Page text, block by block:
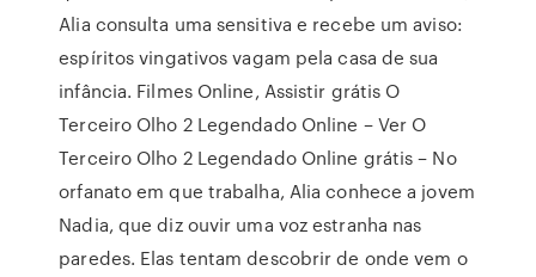
Alia consulta uma sensitiva e recebe um aviso:
espíritos vingativos vagam pela casa de sua
infância. Filmes Online, Assistir grátis O
Terceiro Olho 2 Legendado Online – Ver O
Terceiro Olho 2 Legendado Online grátis – No
orfanato em que trabalha, Alia conhece a jovem
Nadia, que diz ouvir uma voz estranha nas
paredes. Elas tentam descobrir de onde vem o